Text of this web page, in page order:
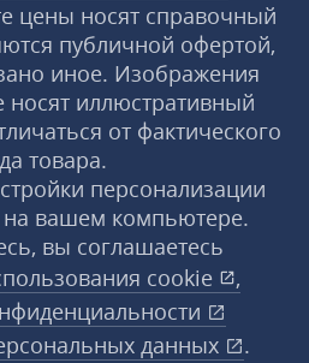
цены носят справочный
публичной офертой,
иное. Изображения
носят иллюстративный
от фактического
товара.
персонализации
на вашем компьютере.
вы соглашаетесь
cookie
,
данных
.